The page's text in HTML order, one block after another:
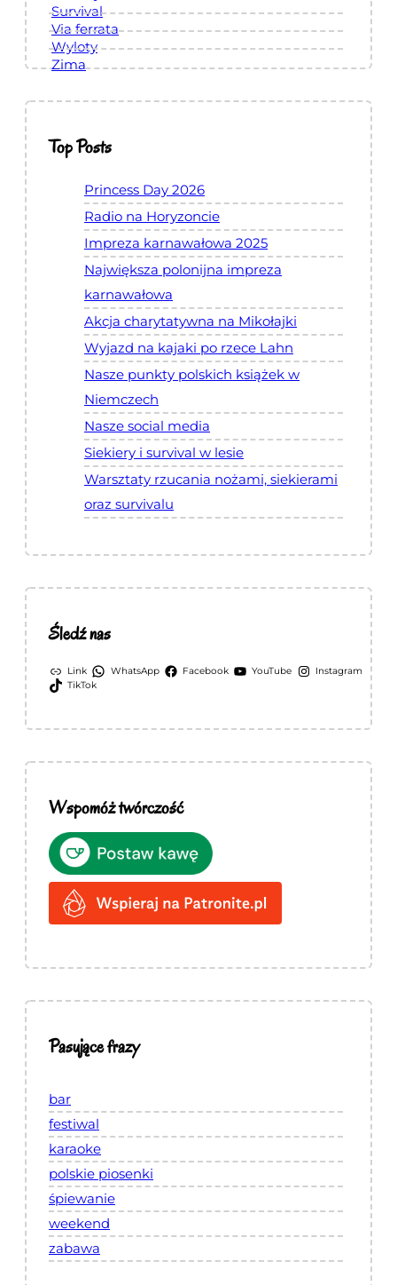
M
i
w
s
k
i
m
a
r
z
e
a
s
e
w
W
e
s
e
Survival
Via ferrata
Wyloty
Zima
Top Posts
Princess Day 2026
Radio na Horyzoncie
Impreza karnawałowa 2025
Największa polonijna impreza
karnawałowa
Akcja charytatywna na Mikołajki
Wyjazd na kajaki po rzece Lahn
Nasze punkty polskich książek w
Niemczech
Nasze social media
Siekiery i survival w lesie
Warsztaty rzucania nożami, siekierami
oraz survivalu
Śledź nas
Link WhatsApp Facebook YouTube
Instagram
TikTok
Wspomóż twórczość
Pasujące frazy
bar
festiwal
karaoke
polskie piosenki
śpiewanie
weekend
zabawa